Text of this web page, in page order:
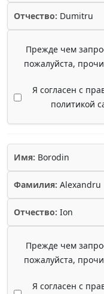
Отчество: Dumitru
Прежде чем
пожалуйста,
Я согласен с
политикой
Имя: Borodin
Фамилия: Alexandru
Отчество: Ion
Прежде чем
пожалуйста,
Я согласен с